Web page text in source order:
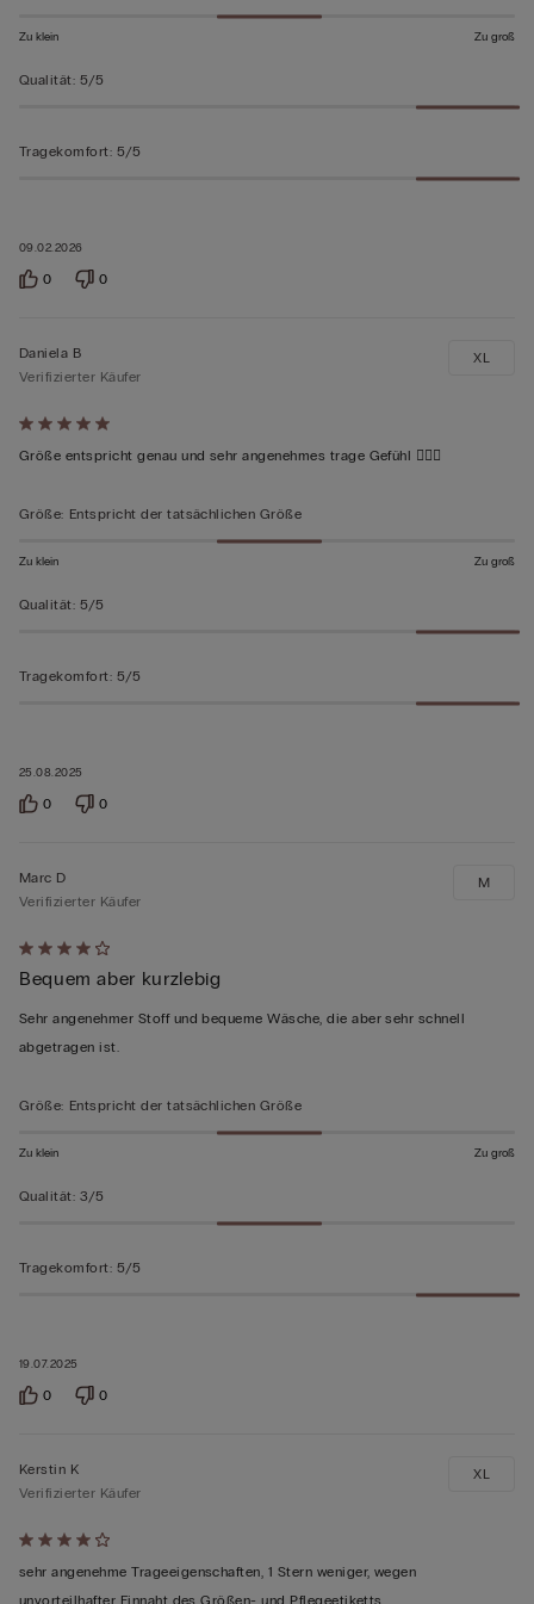
09.02.2026
Zu klein Zu groß
Qualität: 5/5
Tragekomfort: 5/5
0 0
Mit
5
5
25.08.2025
Daniela B
Verifizierter Käufer
Größe entspricht genau und sehr angenehmes trage Gefühl 👍🏻😀
XL
Größe: Entspricht der tatsächlichen Größe
Zu klein Zu groß
Qualität: 5/5
Tragekomfort: 5/5
0 0
Mit
4
von
5
19.07.2025
Marc D
Verifizierter Käufer
Bequem aber kurzlebig
Sehr angenehmer Stoff und bequeme Wäsche, die aber sehr schnell
abgetragen ist.
M
Größe: Entspricht der tatsächlichen Größe
Zu klein Zu groß
Qualität: 3/5
Tragekomfort: 5/5
0 0
Mit
4
Kerstin K
Verifizierter Käufer
sehr angenehme Trageeigenschaften, 1 Stern weniger, wegen
XL